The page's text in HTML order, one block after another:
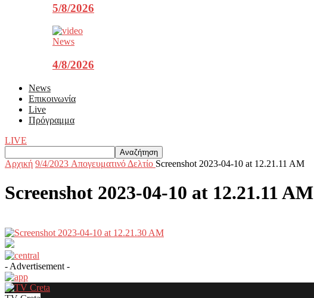
5/8/2026
News
4/8/2026
News
Επικοινωνία
Live
Πρόγραμμα
LIVE
Αρχική 9/4/2023 Aπογευματινό Δελτίο Screenshot 2023-04-10 at 12.21.11 AM
Screenshot 2023-04-10 at 12.21.11 AM
- Advertisement -